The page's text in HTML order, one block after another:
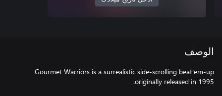
الوصف
Gourmet Warriors is a surrealistic side-scrolling beat'em-up